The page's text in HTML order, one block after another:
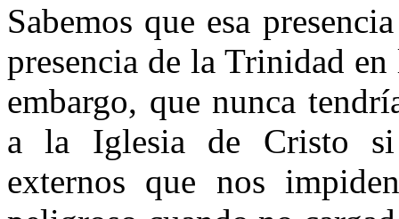
Sabemos que esa
presencia de la Trinidad
embargo, que nunca
a la Iglesia de Cristo
externos que nos